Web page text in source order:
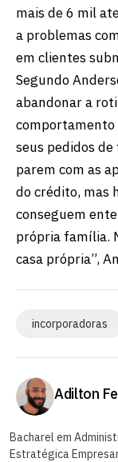
mais de 6 mil
a problemas
em clientes
Segundo
abandonar a
comportamento
seus pedidos
parem com as
do crédito, mas
conseguem
própria família.
casa própria”,
incorporadoras
Adilton
Bacharel em
Estratégica